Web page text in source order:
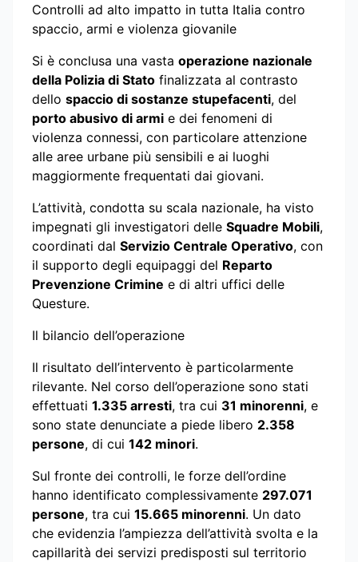
Controlli ad alto impatto in tutta Italia contro
spaccio, armi e violenza giovanile
Si è conclusa una vasta operazione nazionale
della Polizia di Stato finalizzata al contrasto
dello spaccio di sostanze stupefacenti, del
porto abusivo di armi e dei fenomeni di
violenza connessi, con particolare attenzione
alle aree urbane più sensibili e ai luoghi
maggiormente frequentati dai giovani.
L’attività, condotta su scala nazionale, ha visto
impegnati gli investigatori delle Squadre Mobili,
coordinati dal Servizio Centrale Operativo, con
il supporto degli equipaggi del Reparto
Prevenzione Crimine e di altri uffici delle
Questure.
Il bilancio dell’operazione
Il risultato dell’intervento è particolarmente
rilevante. Nel corso dell’operazione sono stati
effettuati 1.335 arresti, tra cui 31 minorenni, e
sono state denunciate a piede libero 2.358
persone, di cui 142 minori.
Sul fronte dei controlli, le forze dell’ordine
hanno identificato complessivamente 297.071
persone, tra cui 15.665 minorenni. Un dato
che evidenzia l’ampiezza dell’attività svolta e la
capillarità dei servizi predisposti sul territorio